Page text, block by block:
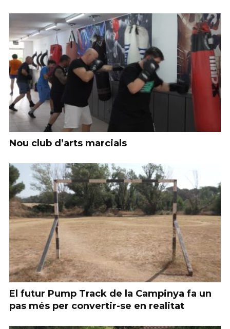
Nou club d’arts marcials
El futur Pump Track de la Campinya fa un
pas més per convertir-se en realitat